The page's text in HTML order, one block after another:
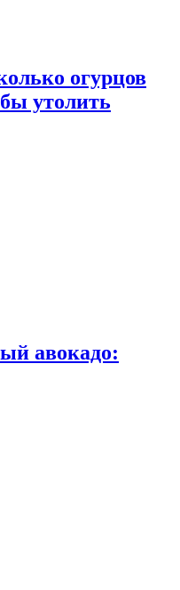
огурцов
утолить
авокадо: